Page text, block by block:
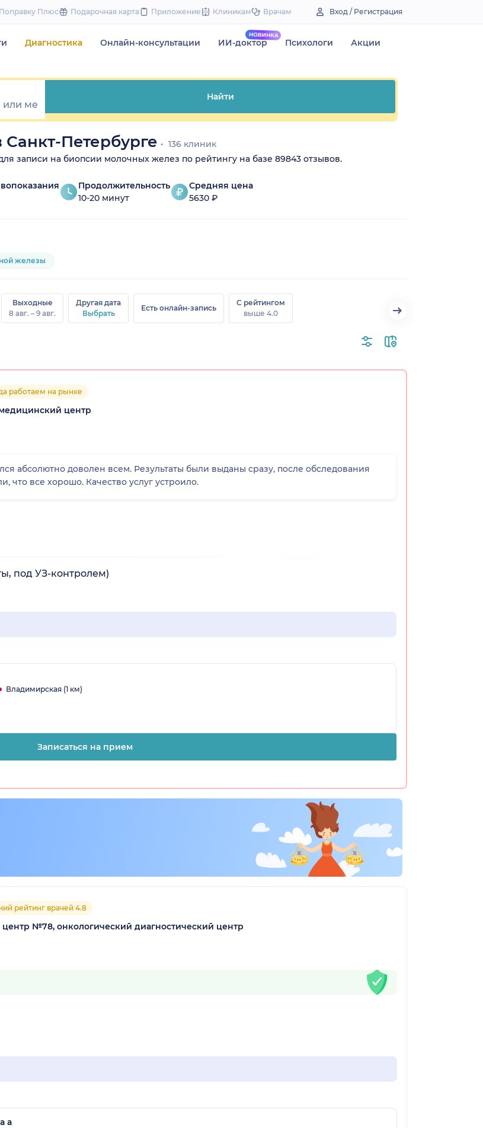
to
Плюс Подарочная карта Приложение Клиникам Врачам Вход / Регистрация
Диагностика Онлайн-консультации ИИ-доктор Психологи Акции
Найти
Петербурге
136 клиник
записи на биопсии молочных желез по рейтингу на базе 89843 отзывов.
Продолжительность
10-20 минут
Средняя цена
5630 ₽
железы
Выходные
8 авг. – 9 авг.
Другая дата
Выбрать
Есть онлайн-запись
С рейтингом
выше 4.0
работаем на рынке
центр
абсолютно доволен всем. Результаты были выданы сразу, после обследования
что все хорошо. Качество услуг устроило.
под УЗ-контролем)
Владимирская (1 км)
Записаться на прием
рейтинг врачей 4.8
центр №78, онкологический диагностический центр
а